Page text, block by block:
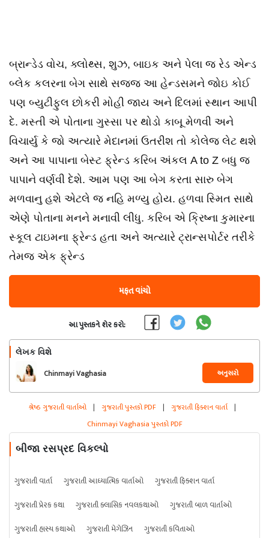
બ્રાન્ડેડ વોચ, ક્લોથ્સ, શુઝ, બાઇક અને પેલા જ રેડ એન્ડ
બ્લેક કલરના બેગ સાથે સજ્જ આ હેન્ડસમને જોઇ કોઈ
પણ બ્યુટીફુલ છોકરી મોહી જાય અને દિલમાં સ્થાન આપી
દે. મસ્તી એ પોતાના ગુસ્સા પર થોડો કાબૂ મેળવી અને
વિચાર્યુ કે જો અત્યારે મેદાનમાં ઉતરીશ તો કોલેજ લેટ થશે
અને આ પાપાના બેસ્ટ ફ્રેન્ડ કરિબ અંકલ A to Z બધુ જ
પાપાને વર્ણવી દેશે. આમ પણ આ બેગ કરતા સારુ બેગ
મળવાનુ હશે એટલે જ નહિ મળ્યુ હોય. હળવા સ્મિત સાથે
એણે પોતાના મનને મનાવી લીધુ. કરિબ એ ક્રિષ્ના કુમારના
સ્કૂલ ટાઇમના ફ્રેન્ડ હતા અને અત્યારે ટ્રાન્સપોર્ટર તરીકે
તેમજ એક ફ્રેન્ડ
મફત વાંચો
આ પુસ્તકને શેર કરો:
લેખક વિશે
Chinmayi Vaghasia અનુસરો
શ્રેષ્ઠ ગુજરાતી વાર્તાઓ | ગુજરાતી પુસ્તકો PDF | ગુજરાતી ફિક્શન વાર્તા |
Chinmayi Vaghasia પુસ્તકો PDF
બીજા રસપ્રદ વિકલ્પો
ગુજરાતી વાર્તા ગુજરાતી આધ્યાત્મિક વાર્તાઓ
ગુજરાતી ફિક્શન વાર્તા
ગુજરાતી પ્રેરક કથા
ગુજરાતી ક્લાસિક નવલકથાઓ
ગુજરાતી બાળ વાર્તાઓ
ગુજરાતી હાસ્ય કથાઓ
ગુજરાતી મેગેઝિન ગુજરાતી કવિતાઓ